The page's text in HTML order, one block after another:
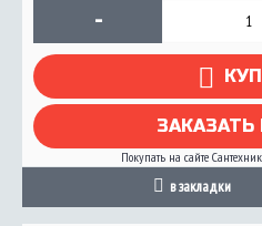
-
ЗАКАЗАТЬ
Покупать на сайте
в закладки